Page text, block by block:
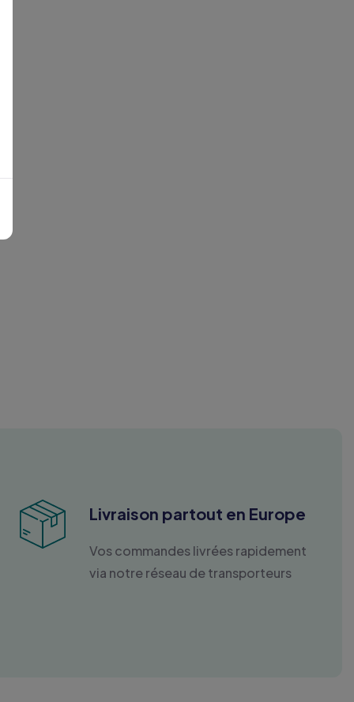
Livraison partout en Europe
Vos commandes livrées rapidement
via notre réseau de transporteurs